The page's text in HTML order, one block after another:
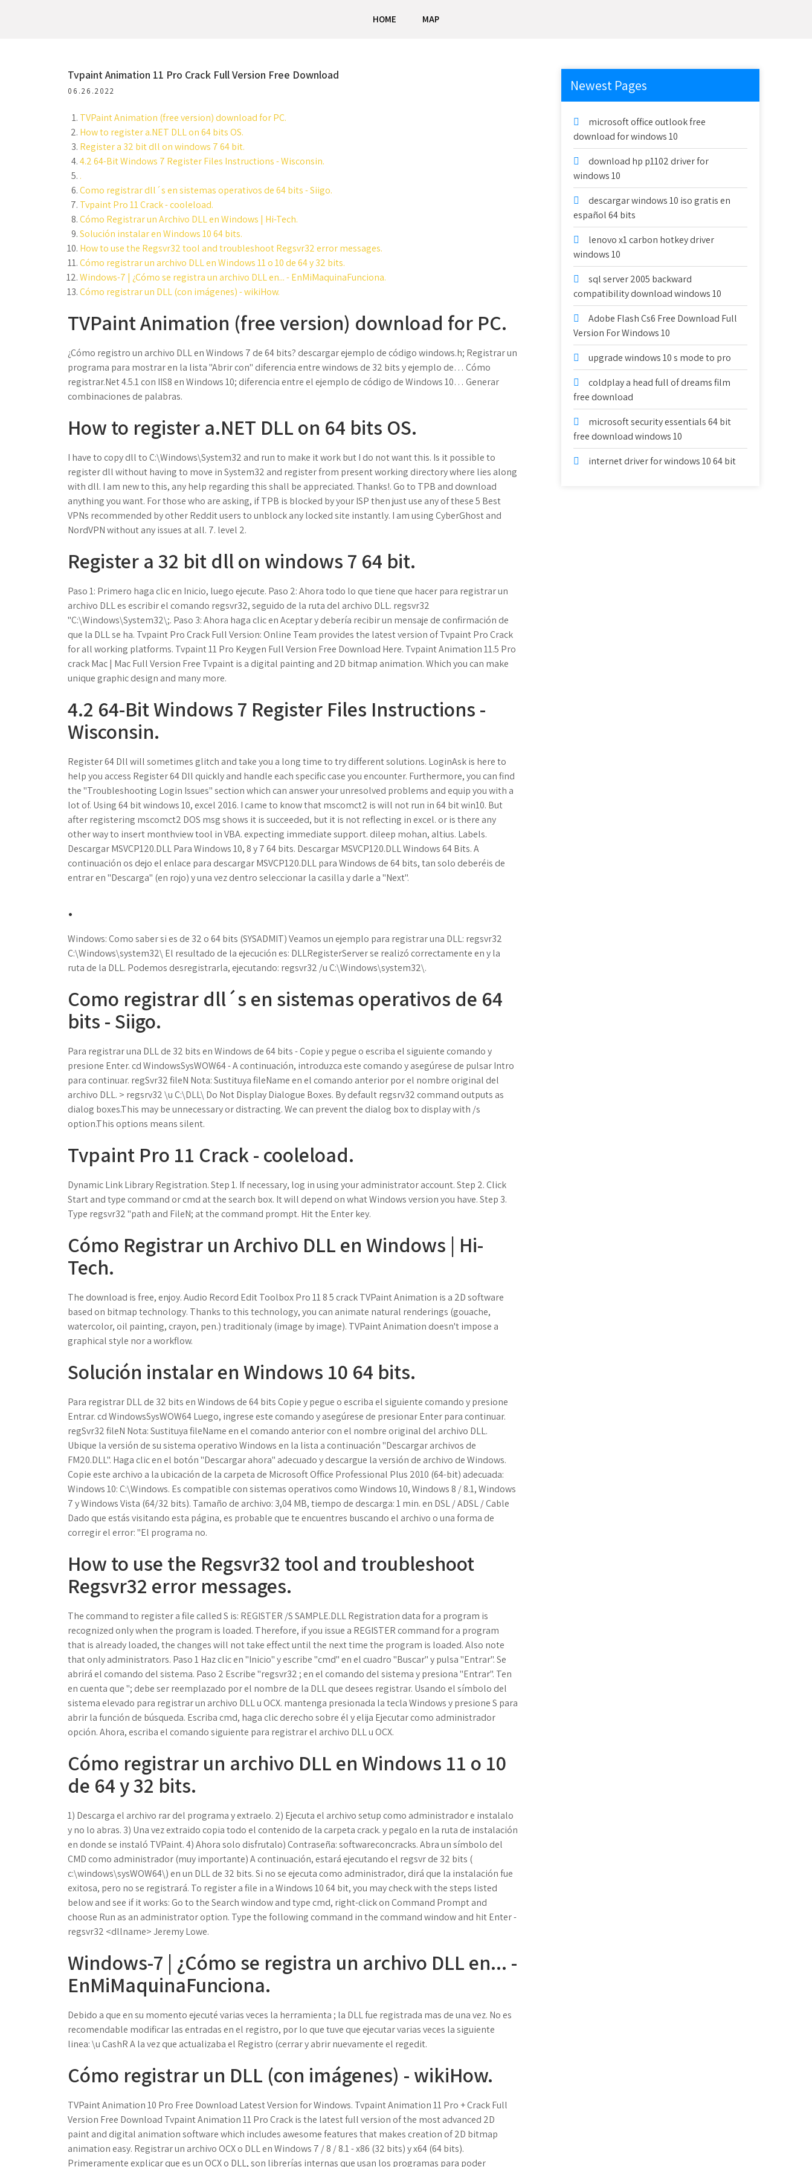
HOME MAP
Tvpaint Animation 11 Pro Crack Full Version Free Download
06.26.2022
TVPaint Animation (free version) download for PC.
How to register a.NET DLL on 64 bits OS.
Register a 32 bit dll on windows 7 64 bit.
4.2 64-Bit Windows 7 Register Files Instructions - Wisconsin.
.
Como registrar dll´s en sistemas operativos de 64 bits - Siigo.
Tvpaint Pro 11 Crack - cooleload.
Cómo Registrar un Archivo DLL en Windows | Hi-Tech.
Solución instalar en Windows 10 64 bits.
How to use the Regsvr32 tool and troubleshoot Regsvr32 error messages.
Cómo registrar un archivo DLL en Windows 11 o 10 de 64 y 32 bits.
Windows-7 | ¿Cómo se registra un archivo DLL en... - EnMiMaquinaFunciona.
Cómo registrar un DLL (con imágenes) - wikiHow.
TVPaint Animation (free version) download for PC.
¿Cómo registro un archivo DLL en Windows 7 de 64 bits? descargar ejemplo de código windows.h; Registrar un
programa para mostrar en la lista "Abrir con" diferencia entre windows de 32 bits y ejemplo de… Cómo
registrar.Net 4.5.1 con IIS8 en Windows 10; diferencia entre el ejemplo de código de Windows 10… Generar
combinaciones de palabras.
How to register a.NET DLL on 64 bits OS.
I have to copy dll to C:\Windows\System32 and run to make it work but I do not want this. Is it possible to
register dll without having to move in System32 and register from present working directory where lies along
with dll. I am new to this, any help regarding this shall be appreciated. Thanks!. Go to TPB and download
anything you want. For those who are asking, if TPB is blocked by your ISP then just use any of these 5 Best
VPNs recommended by other Reddit users to unblock any locked site instantly. I am using CyberGhost and
NordVPN without any issues at all. 7. level 2.
Register a 32 bit dll on windows 7 64 bit.
Paso 1: Primero haga clic en Inicio, luego ejecute. Paso 2: Ahora todo lo que tiene que hacer para registrar un
archivo DLL es escribir el comando regsvr32, seguido de la ruta del archivo DLL. regsvr32
"C:\Windows\System32\;. Paso 3: Ahora haga clic en Aceptar y debería recibir un mensaje de confirmación de
que la DLL se ha. Tvpaint Pro Crack Full Version: Online Team provides the latest version of Tvpaint Pro Crack
for all working platforms. Tvpaint 11 Pro Keygen Full Version Free Download Here. Tvpaint Animation 11.5 Pro
crack Mac | Mac Full Version Free Tvpaint is a digital painting and 2D bitmap animation. Which you can make
unique graphic design and many more.
4.2 64-Bit Windows 7 Register Files Instructions -
Wisconsin.
Register 64 Dll will sometimes glitch and take you a long time to try different solutions. LoginAsk is here to
help you access Register 64 Dll quickly and handle each specific case you encounter. Furthermore, you can find
the "Troubleshooting Login Issues" section which can answer your unresolved problems and equip you with a
lot of. Using 64 bit windows 10, excel 2016. I came to know that mscomct2 is will not run in 64 bit win10. But
after registering mscomct2 DOS msg shows it is succeeded, but it is not reflecting in excel. or is there any
other way to insert monthview tool in VBA. expecting immediate support. dileep mohan, altius. Labels.
Descargar MSVCP120.DLL Para Windows 10, 8 y 7 64 bits. Descargar MSVCP120.DLL Windows 64 Bits. A
continuación os dejo el enlace para descargar MSVCP120.DLL para Windows de 64 bits, tan solo deberéis de
entrar en "Descarga" (en rojo) y una vez dentro seleccionar la casilla y darle a "Next".
.
Windows: Como saber si es de 32 o 64 bits (SYSADMIT) Veamos un ejemplo para registrar una DLL: regsvr32
C:\Windows\system32\ El resultado de la ejecución es: DLLRegisterServer se realizó correctamente en y la
ruta de la DLL. Podemos desregistrarla, ejecutando: regsvr32 /u C:\Windows\system32\.
Como registrar dll´s en sistemas operativos de 64
bits - Siigo.
Para registrar una DLL de 32 bits en Windows de 64 bits - Copie y pegue o escriba el siguiente comando y
presione Enter. cd WindowsSysWOW64 - A continuación, introduzca este comando y asegúrese de pulsar Intro
para continuar. regSvr32 fileN Nota: Sustituya fileName en el comando anterior por el nombre original del
archivo DLL. > regsrv32 \u C:\DLL\ Do Not Display Dialogue Boxes. By default regsrv32 command outputs as
dialog boxes.This may be unnecessary or distracting. We can prevent the dialog box to display with /s
option.This options means silent.
Tvpaint Pro 11 Crack - cooleload.
Dynamic Link Library Registration. Step 1. If necessary, log in using your administrator account. Step 2. Click
Start and type command or cmd at the search box. It will depend on what Windows version you have. Step 3.
Type regsvr32 "path and FileN; at the command prompt. Hit the Enter key.
Cómo Registrar un Archivo DLL en Windows | Hi-
Tech.
The download is free, enjoy. Audio Record Edit Toolbox Pro 11 8 5 crack TVPaint Animation is a 2D software
based on bitmap technology. Thanks to this technology, you can animate natural renderings (gouache,
watercolor, oil painting, crayon, pen.) traditionaly (image by image). TVPaint Animation doesn't impose a
graphical style nor a workflow.
Solución instalar en Windows 10 64 bits.
Para registrar DLL de 32 bits en Windows de 64 bits Copie y pegue o escriba el siguiente comando y presione
Entrar. cd WindowsSysWOW64 Luego, ingrese este comando y asegúrese de presionar Enter para continuar.
regSvr32 fileN Nota: Sustituya fileName en el comando anterior con el nombre original del archivo DLL.
Ubique la versión de su sistema operativo Windows en la lista a continuación "Descargar archivos de
FM20.DLL". Haga clic en el botón "Descargar ahora" adecuado y descargue la versión de archivo de Windows.
Copie este archivo a la ubicación de la carpeta de Microsoft Office Professional Plus 2010 (64-bit) adecuada:
Windows 10: C:\Windows. Es compatible con sistemas operativos como Windows 10, Windows 8 / 8.1, Windows
7 y Windows Vista (64/32 bits). Tamaño de archivo: 3,04 MB, tiempo de descarga: 1 min. en DSL / ADSL / Cable
Dado que estás visitando esta página, es probable que te encuentres buscando el archivo o una forma de
corregir el error: "El programa no.
How to use the Regsvr32 tool and troubleshoot
Regsvr32 error messages.
The command to register a file called S is: REGISTER /S SAMPLE.DLL Registration data for a program is
recognized only when the program is loaded. Therefore, if you issue a REGISTER command for a program
that is already loaded, the changes will not take effect until the next time the program is loaded. Also note
that only administrators. Paso 1 Haz clic en "Inicio" y escribe "cmd" en el cuadro "Buscar" y pulsa "Entrar". Se
abrirá el comando del sistema. Paso 2 Escribe "regsvr32 ; en el comando del sistema y presiona "Entrar". Ten
en cuenta que "; debe ser reemplazado por el nombre de la DLL que desees registrar. Usando el símbolo del
sistema elevado para registrar un archivo DLL u OCX. mantenga presionada la tecla Windows y presione S para
abrir la función de búsqueda. Escriba cmd, haga clic derecho sobre él y elija Ejecutar como administrador
opción. Ahora, escriba el comando siguiente para registrar el archivo DLL u OCX.
Cómo registrar un archivo DLL en Windows 11 o 10
de 64 y 32 bits.
1) Descarga el archivo rar del programa y extraelo. 2) Ejecuta el archivo setup como administrador e instalalo
y no lo abras. 3) Una vez extraido copia todo el contenido de la carpeta crack. y pegalo en la ruta de instalación
en donde se instaló TVPaint. 4) Ahora solo disfrutalo) Contraseña: softwareconcracks. Abra un símbolo del
CMD como administrador (muy importante) A continuación, estará ejecutando el regsvr de 32 bits (
c:\windows\sysWOW64\) en un DLL de 32 bits. Si no se ejecuta como administrador, dirá que la instalación fue
exitosa, pero no se registrará. To register a file in a Windows 10 64 bit, you may check with the steps listed
below and see if it works: Go to the Search window and type cmd, right-click on Command Prompt and
choose Run as an administrator option. Type the following command in the command window and hit Enter -
regsvr32 <dllname> Jeremy Lowe.
Windows-7 | ¿Cómo se registra un archivo DLL en... -
EnMiMaquinaFunciona.
Debido a que en su momento ejecuté varias veces la herramienta ; la DLL fue registrada mas de una vez. No es
recomendable modificar las entradas en el registro, por lo que tuve que ejecutar varias veces la siguiente
linea: \u CashR A la vez que actualizaba el Registro (cerrar y abrir nuevamente el regedit.
Cómo registrar un DLL (con imágenes) - wikiHow.
TVPaint Animation 10 Pro Free Download Latest Version for Windows. Tvpaint Animation 11 Pro + Crack Full
Version Free Download Tvpaint Animation 11 Pro Crack is the latest full version of the most advanced 2D
paint and digital animation software which includes awesome features that makes creation of 2D bitmap
animation easy. Registrar un archivo OCX o DLL en Windows 7 / 8 / 8.1 - x86 (32 bits) y x64 (64 bits).
Primeramente explicar que es un OCX o DLL, son librerías internas que usan los programas para poder
Newest Pages
microsoft office outlook free
download for windows 10
download hp p1102 driver for
windows 10
descargar windows 10 iso gratis en
español 64 bits
lenovo x1 carbon hotkey driver
windows 10
sql server 2005 backward
compatibility download windows 10
Adobe Flash Cs6 Free Download Full
Version For Windows 10
upgrade windows 10 s mode to pro
coldplay a head full of dreams film
free download
microsoft security essentials 64 bit
free download windows 10
internet driver for windows 10 64 bit